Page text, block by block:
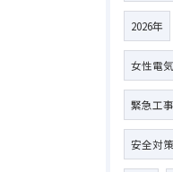
2026年
女性電
緊急工事
安全対策